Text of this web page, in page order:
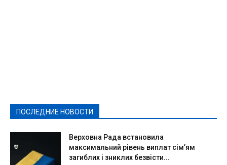
ПОСЛЕДНИЕ НОВОСТИ
Верховна Рада встановила
максимальний рівень виплат сім’ям
загиблих і зниклих безвісти...